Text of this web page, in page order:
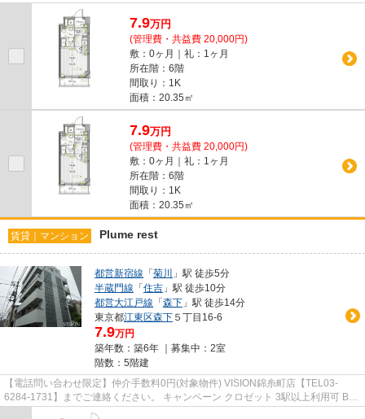
ン 分譲賃貸 駅徒歩5分以内
7.9万円
(管理費・共益費 20,000円)
敷：0ヶ月｜礼：1ヶ月
所在階：6階
間取り：1K
面積：20.35㎡
7.9万円
(管理費・共益費 20,000円)
敷：0ヶ月｜礼：1ヶ月
所在階：6階
間取り：1K
面積：20.35㎡
賃貸｜マンション Plume rest
都営新宿線 「菊川
」駅 徒歩5分
半蔵門線 「住吉 」駅 徒歩10分
都営大江戸線 「森下 」駅 徒歩14分
東京都江東区森下 ５丁目16-6
7.9万円
築年数：築6年 ｜募集中： 2室
階数：5階建
【電話問い合わせ限定】仲介手数料0円(対象物件) VISION錦糸町店【TEL03-
6284-1731】までご連絡ください。 キャンペーン クロゼット 3駅以上利用可 BS
TVインターホン